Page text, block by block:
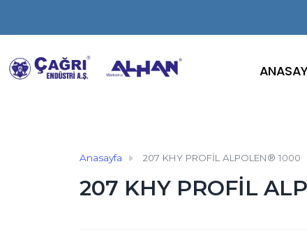
Anasayfa 207 KHY PROFİL ALPOLEN® 1000
207 KHY PROFİL